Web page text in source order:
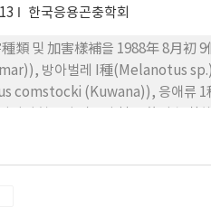
한국응용곤충학회
類 및 加害樣補을 1988年 8月初
방아벌레 I種(Melanotus
comstocki (Kuwana)), 응애류 1
귀포시 법환동, 강정동 -帶와 남제